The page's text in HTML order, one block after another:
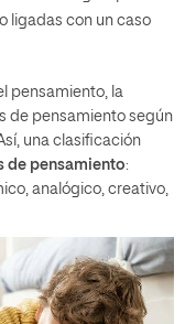
ligadas con un caso
pensamiento, la
de pensamiento según
una clasificación
de pensamiento:
analógico, creativo,